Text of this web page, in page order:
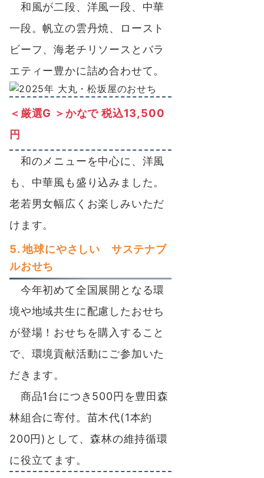
和風が二段、洋風一段、中華
一段。帆立の雲丹焼、ロースト
ビーフ、海老チリソースとバラ
エティー豊かに詰め合わせて。
＜厳選G ＞かなで 税込13,500
円
和のメニューを中心に、洋風
も、中華風も盛り込みました。
老若男女幅広くお楽しみいただ
けます。
5. 地球にやさしい サステナブ
ルおせち
今年初めて全国展開となる環
境や地域共生に配慮したおせち
が登場！おせちを購入すること
で、環境貢献活動にご参加いた
だきます。
商品1台につき500円を豊田森
林組合に寄付。苗木代(1本約
200円)として、森林の維持循環
に役立てます。